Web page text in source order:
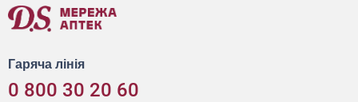
Гаряча лінія
0 800 30 20 60